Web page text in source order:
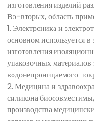
изготовления изделий
Во-вторых, область
1. Электроника и
основном используется
изготовления
упаковочных
водонепроницаемого
2. Медицина и
силикона
производства